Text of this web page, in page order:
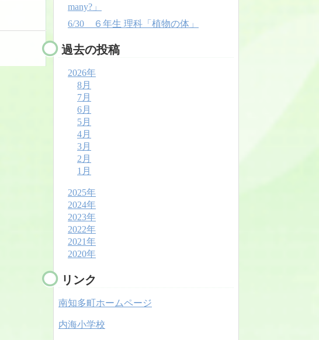
many?」
6/30 ６年生 理科「植物の体」
過去の投稿
2026年
8月
7月
6月
5月
4月
3月
2月
1月
2025年
2024年
2023年
2022年
2021年
2020年
リンク
南知多町ホームページ
内海小学校